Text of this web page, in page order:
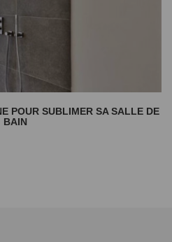
POUR SUBLIMER SA SALLE DE
BAIN